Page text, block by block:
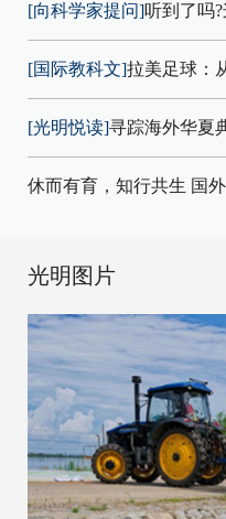
[向科学家提问]听到了吗
[国际教科文]拉美足球：
[光明悦读]寻踪海外华夏
休而有育，知行共生 国
光明图片